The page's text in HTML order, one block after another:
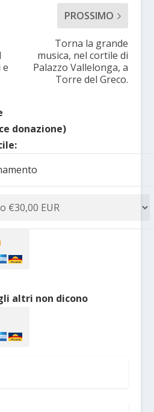
PROSSIMO
Torna la grande
musica, nel cortile di
Palazzo Vallelonga, a
Torre del Greco.
donazione)
altri non dicono